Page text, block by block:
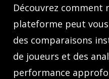
Découvrez comment
plateforme peut
des comparaisons
de joueurs et des
performance